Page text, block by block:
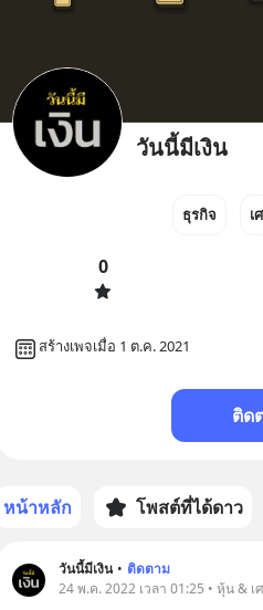
วันนี้มีเงิน
ธุรกิจ เ
0
สร้างเพจเมื่อ 1 ต.ค. 2021
ติด
หน้าหลัก โพสต์ที่ได้ดาว
วันนี้มีเงิน • ติดตาม
24 พ.ค. 2022 เวลา 01:25 • หุ้น & เ